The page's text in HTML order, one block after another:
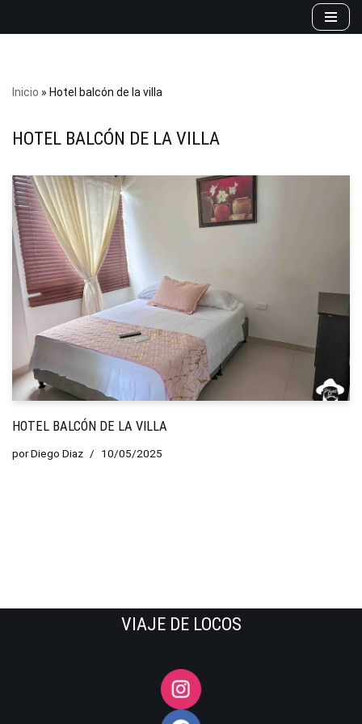
Inicio » Hotel balcón de la villa
HOTEL BALCÓN DE LA VILLA
HOTEL BALCÓN DE LA VILLA
porDiego Diaz 10/05/2025
VIAJE DE LOCOS